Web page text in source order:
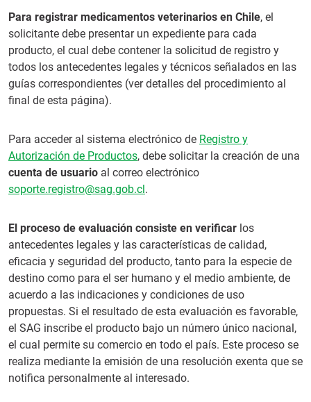
Para registrar medicamentos veterinarios en Chile, el
solicitante debe presentar un expediente para cada
producto, el cual debe contener la solicitud de registro y
todos los antecedentes legales y técnicos señalados en las
guías correspondientes (ver detalles del procedimiento al
final de esta página).
Para acceder al sistema electrónico de Registro y
Autorización de Productos, debe solicitar la creación de una
cuenta de usuario al correo electrónico
soporte.registro@sag.gob.cl.
El proceso de evaluación consiste en verificar los
antecedentes legales y las características de calidad,
eficacia y seguridad del producto, tanto para la especie de
destino como para el ser humano y el medio ambiente, de
acuerdo a las indicaciones y condiciones de uso
propuestas. Si el resultado de esta evaluación es favorable,
el SAG inscribe el producto bajo un número único nacional,
el cual permite su comercio en todo el país. Este proceso se
realiza mediante la emisión de una resolución exenta que se
notifica personalmente al interesado.